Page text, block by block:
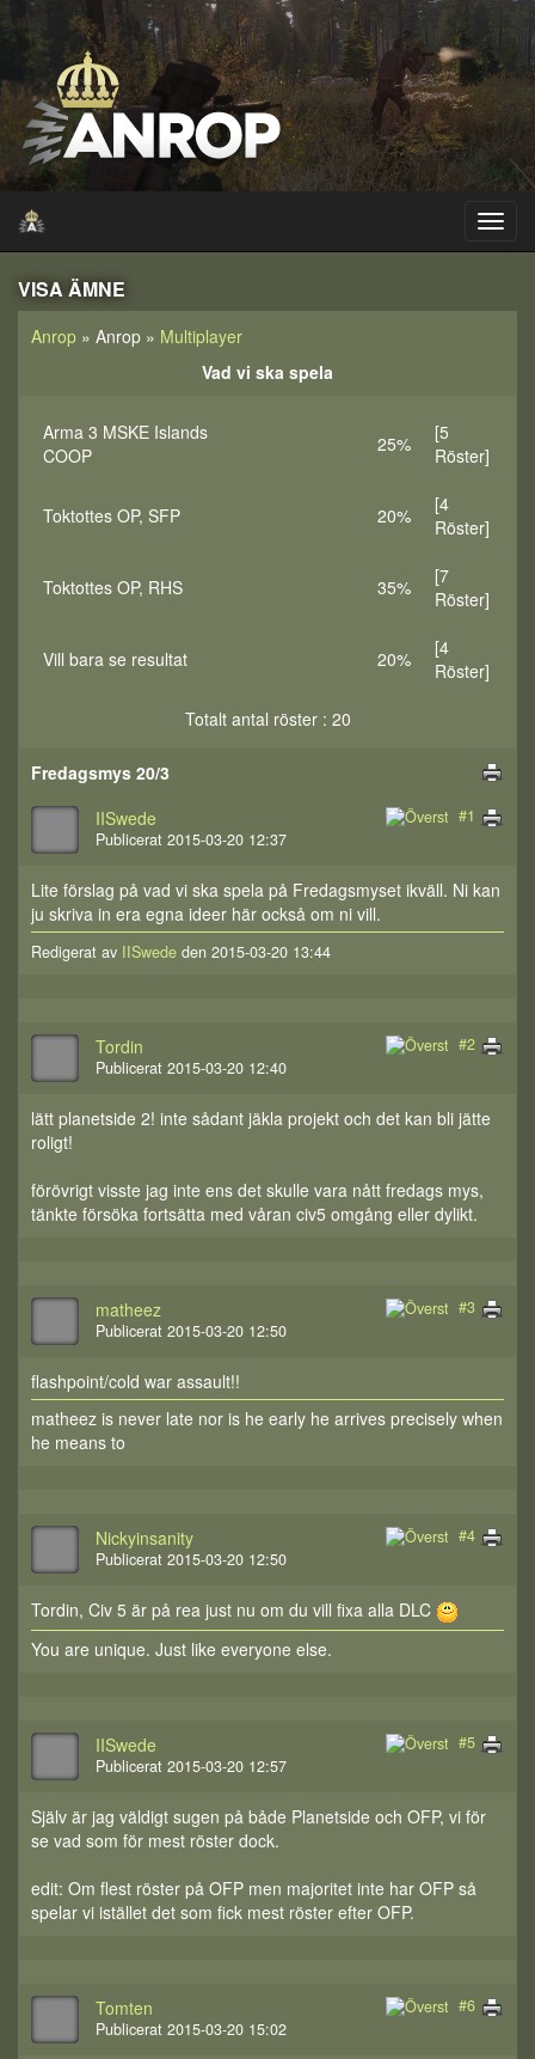
VISA ÄMNE
Anrop » Anrop » Multiplayer
Vad vi ska spela
Arma 3 MSKE Islands
COOP
25%
[5
Röster]
Toktottes OP, SFP 20%
[4
Röster]
Toktottes OP, RHS 35%
[7
Röster]
Vill bara se resultat 20%
[4
Röster]
Totalt antal röster : 20
Fredagsmys 20/3
#1
IISwede
Publicerat 2015-03-20 12:37
Lite förslag på vad vi ska spela på Fredagsmyset ikväll. Ni kan
ju skriva in era egna ideer här också om ni vill.
Redigerat av IISwede den 2015-03-20 13:44
#2
Tordin
Publicerat 2015-03-20 12:40
lätt planetside 2! inte sådant jäkla projekt och det kan bli jätte
roligt!
förövrigt visste jag inte ens det skulle vara nått fredags mys,
tänkte försöka fortsätta med våran civ5 omgång eller dylikt.
#3
matheez
Publicerat 2015-03-20 12:50
flashpoint/cold war assault!!
matheez is never late nor is he early he arrives precisely when
he means to
#4
Nickyinsanity
Publicerat 2015-03-20 12:50
Tordin, Civ 5 är på rea just nu om du vill fixa alla DLC
You are unique. Just like everyone else.
#5
IISwede
Publicerat 2015-03-20 12:57
Själv är jag väldigt sugen på både Planetside och OFP, vi för
se vad som för mest röster dock.
edit: Om flest röster på OFP men majoritet inte har OFP så
spelar vi istället det som fick mest röster efter OFP.
#6
Tomten
Publicerat 2015-03-20 15:02